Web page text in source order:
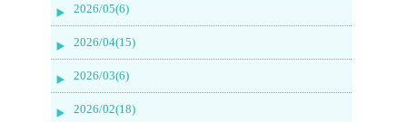
2026/05(6)
2026/04(15)
2026/03(6)
2026/02(18)